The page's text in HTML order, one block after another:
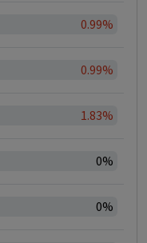
0.99%
0.99%
1.83%
0%
0%